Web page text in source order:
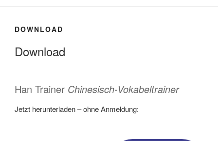
DOWNLOAD
Download
Han Trainer Chinesisch-Vokabeltrainer
Jetzt herunterladen – ohne Anmeldung: